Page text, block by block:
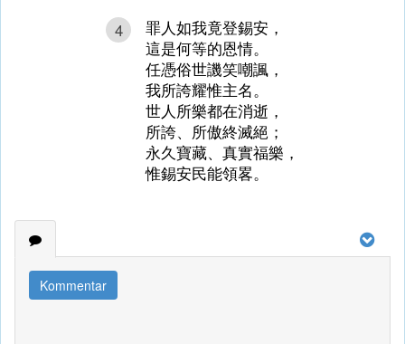
4
罪人如我竟登錫安，
這是何等的恩情。
任憑俗世譏笑嘲諷，
我所誇耀惟主名。
世人所樂都在消逝，
所誇、所傲終滅絕；
永久寶藏、真實福樂，
惟錫安民能領畧。
Kommentar